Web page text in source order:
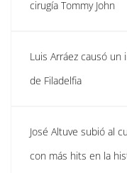
cirugía Tommy John
Luis Arráez causó
de Filadelfia
José Altuve subió al
con más hits en la